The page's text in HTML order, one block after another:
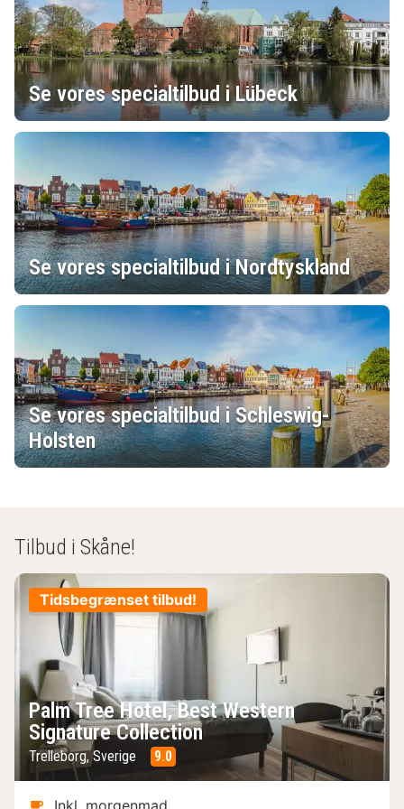
Se vores specialtilbud i Lübeck
Se vores specialtilbud i Nordtyskland
Se vores specialtilbud i Schleswig-
Holsten
Tilbud i Skåne!
Tidsbegrænset tilbud!
Palm Tree Hotel, Best Western
Signature Collection
Trelleborg, Sverige 9.0
Inkl. morgenmad